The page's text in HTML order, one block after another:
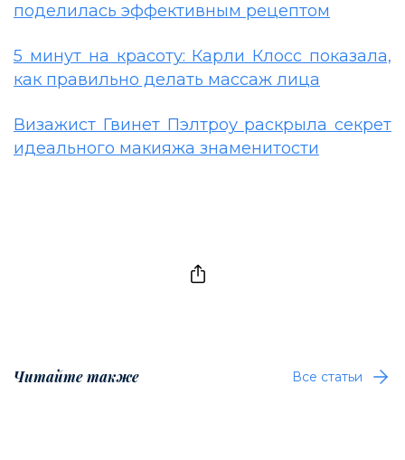
поделилась эффективным рецептом
5 минут на красоту: Карли Клосс показала,
как правильно делать массаж лица
Визажист Гвинет Пэлтроу раскрыла секрет
идеального макияжа знаменитости
Читайте также Все статьи